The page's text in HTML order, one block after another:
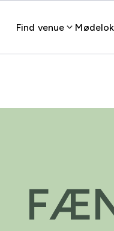
Find venue